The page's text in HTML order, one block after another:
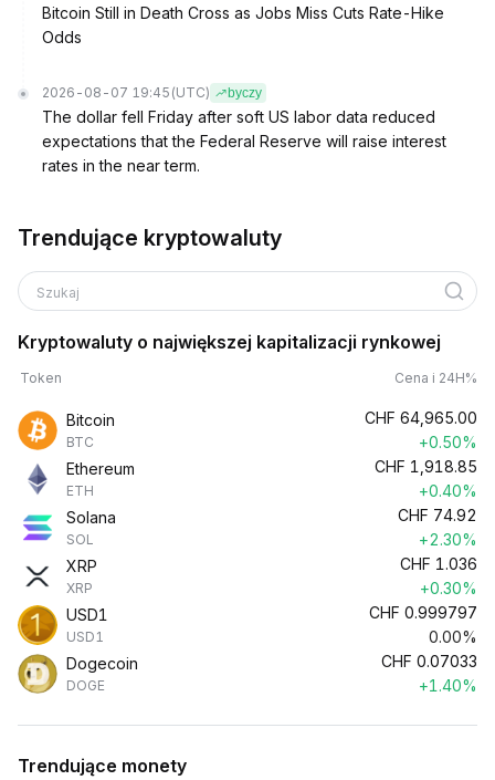
Bitcoin Still in Death Cross as Jobs Miss Cuts Rate-Hike
Odds
2026-08-07 19:45 (UTC) byczy
The dollar fell Friday after soft US labor data reduced
expectations that the Federal Reserve will raise interest
rates in the near term.
Trendujące kryptowaluty
Szukaj
Kryptowaluty o największej kapitalizacji rynkowej
Token Cena i 24H%
Bitcoin
BTC
CHF 64,965.00
+0.50%
Ethereum
ETH
CHF 1,918.85
+0.40%
Solana
SOL
CHF 74.92
+2.30%
XRP
XRP
CHF 1.036
+0.30%
USD1
USD1
CHF 0.999797
0.00%
Dogecoin
DOGE
CHF 0.07033
+1.40%
Trendujące monety